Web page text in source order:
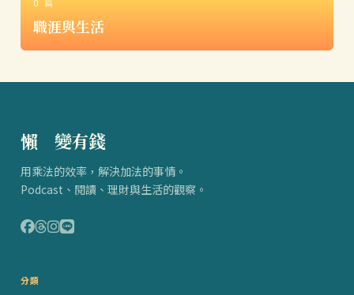
0 篇
職涯與生活
懶得 變有錢
用乘法的效率，解決加法的事情。
Podcast、閱讀、理財與生活的觀察。
分類